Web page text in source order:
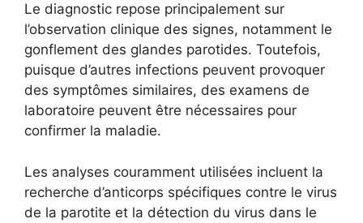
Le diagnostic repose principalement sur
l’observation clinique des signes, notamment le
gonflement des glandes parotides. Toutefois,
puisque d’autres infections peuvent provoquer
des symptômes similaires, des examens de
laboratoire peuvent être nécessaires pour
confirmer la maladie.
Les analyses couramment utilisées incluent la
recherche d’anticorps spécifiques contre le virus
de la parotite et la détection du virus dans le